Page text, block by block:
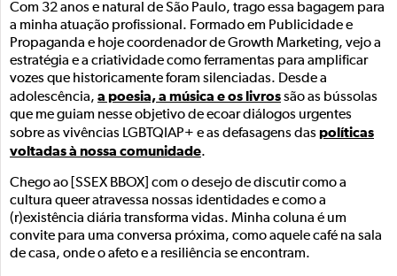
Com 32 anos e natural de São Paulo, trago essa bagagem para
a minha atuação profissional. Formado em Publicidade e
Propaganda e hoje coordenador de Growth Marketing, vejo a
estratégia e a criatividade como ferramentas para amplificar
vozes que historicamente foram silenciadas. Desde a
adolescência, a poesia, a música e os livrossão as bússolas
que me guiam nesse objetivo de ecoar diálogos urgentes
sobre as vivências LGBTQIAP+ e as defasagens daspolíticas
voltadas à nossa comunidade.
Chego ao [SSEX BBOX] com o desejo de discutir como a
cultura queer atravessa nossas identidades e como a
(r)existência diária transforma vidas. Minha coluna é um
convite para uma conversa próxima, como aquele café na sala
de casa, onde o afeto e a resiliência se encontram.